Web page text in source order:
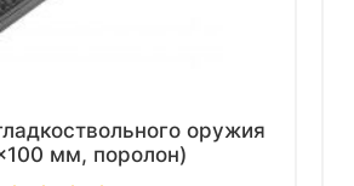
оружия
мм, поролон)